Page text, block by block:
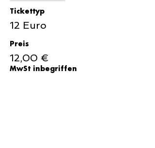
Tickettyp
12 Euro
Preis
12,00 €
MwSt inbegriffen